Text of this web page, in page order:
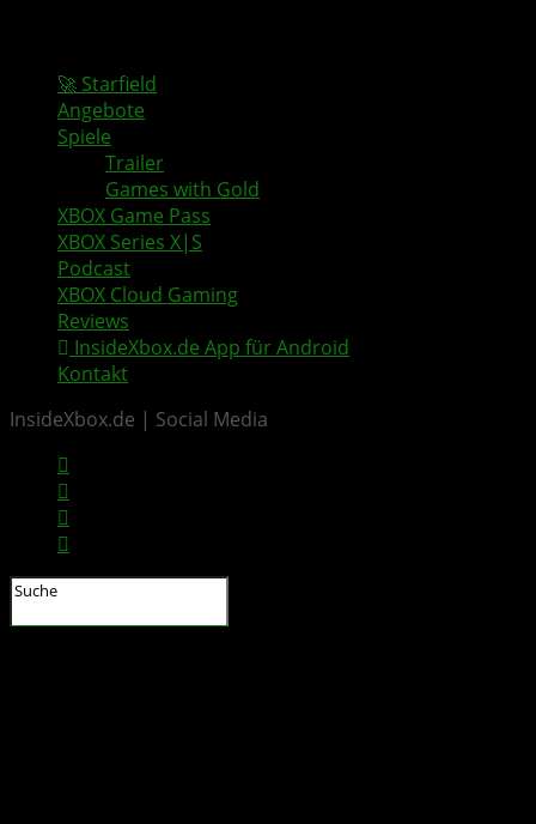
🚀 Starfield
Angebote
Spiele
Trailer
Games with Gold
XBOX Game Pass
XBOX Series X|S
Podcast
XBOX Cloud Gaming
Reviews
InsideXbox.de App für Android
Kontakt
InsideXbox.de | Social Media